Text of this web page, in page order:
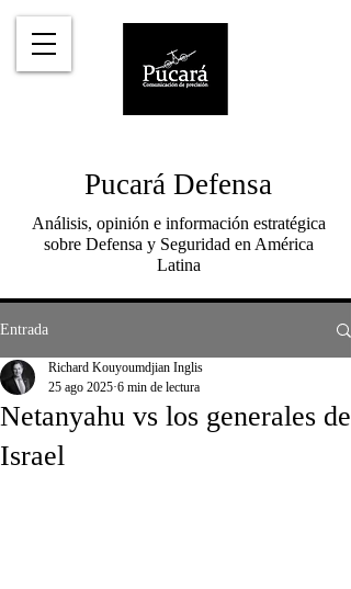
Pucará Defensa
Análisis, opinión e información estratégica
sobre Defensa y Seguridad en América
Latina
Entrada
Netanyahu vs los generales de
Israel
Richard Kouyoumdjian Inglis
25 ago 2025 6 min de lectura